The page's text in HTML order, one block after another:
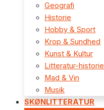
Geografi
Historie
Hobby & Sport
Krop & Sundhed
Kunst & Kultur
Litteratur-historie
Mad & Vin
Musik
SKØNLITTERATUR